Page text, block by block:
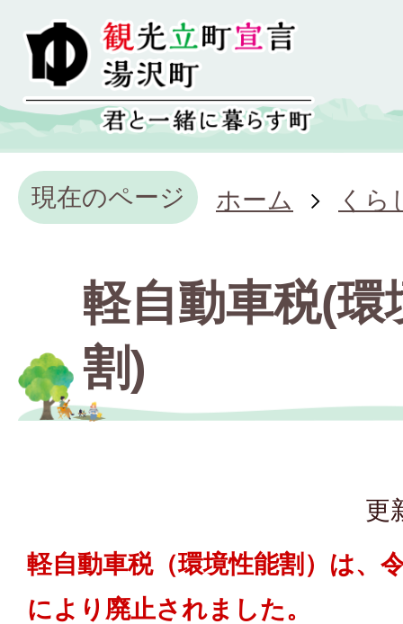
現在のページ ホーム くら
軽自動車税(環
割)
更
軽自動車税（環境性能割）は、
により廃止されました。